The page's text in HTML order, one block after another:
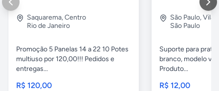
Saquarema,Centro
Rio de Janeiro
Promoção 5 Panelas 14 a 22 10 Potes
multiuso por 120,00!!! Pedidos e
entregas...
R$ 120,00
São Paulo,Vila
São Paulo
Suporte para
branco, modelo
Produto...
R$ 12,00